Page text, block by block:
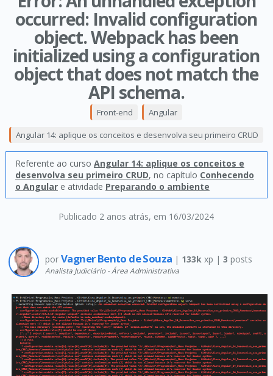
occurred: Invalid configuration
object. Webpack has been
initialized using a configuration
object that does not match the
API schema.
Publicado 2 anos atrás, em 16/03/2024
Front-end Angular
Angular 14: aplique os conceitos e desenvolva seu primeiro CRUD
Referente ao curso Angular 14: aplique os conceitos e
desenvolva seu primeiro CRUD, no capítulo Conhecendo
o Angulare atividade Preparando o ambiente
por Vagner Bento de Souza | 133k xp | 3 posts
Analista Judiciário - Área Administrativa